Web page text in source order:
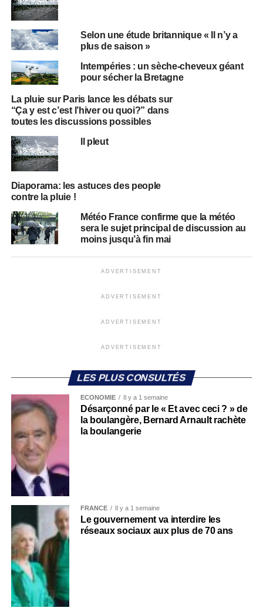
Selon une étude britannique « Il n’y a
plus de saison »
Intempéries : un sèche-cheveux géant
pour sécher la Bretagne
La pluie sur Paris lance les débats sur
“Ça y est c’est l’hiver ou quoi?” dans
toutes les discussions possibles
Il pleut
Diaporama: les astuces des people
contre la pluie !
Météo France confirme que la météo
sera le sujet principal de discussion au
moins jusqu’à fin mai
ADVERTISEMENT
ADVERTISEMENT
ADVERTISEMENT
ADVERTISEMENT
LES PLUS CONSULTÉS
ECONOMIE Il y a 1 semaine
Désarçonné par le « Et avec ceci ? » de
la boulangère, Bernard Arnault rachète
la boulangerie
FRANCE Il y a 1 semaine
Le gouvernement va interdire les
réseaux sociaux aux plus de 70 ans